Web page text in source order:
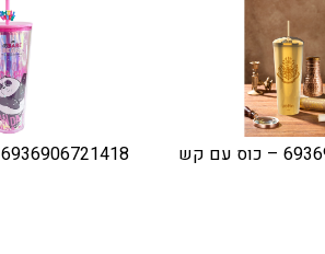
עם קש 6936906721418 – כוס עם קש